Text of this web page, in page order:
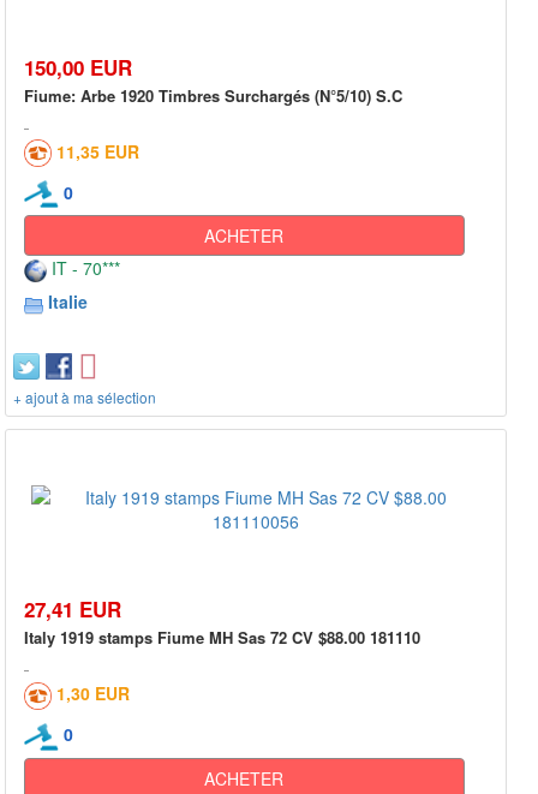
150,00 EUR
Fiume: Arbe 1920 Timbres Surchargés (N°5/10) S.C
11,35 EUR
0
ACHETER
IT - 70***
Italie
+ ajout à ma sélection
27,41 EUR
Italy 1919 stamps Fiume MH Sas 72 CV $88.00 181110
1,30 EUR
0
ACHETER